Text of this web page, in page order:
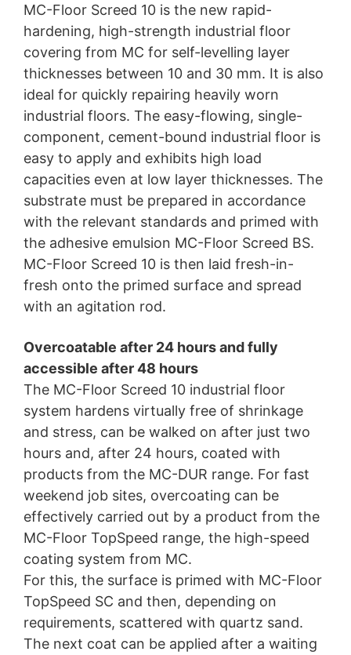
MC-Floor Screed 10 is the new rapid-
hardening, high-strength industrial floor
covering from MC for self-levelling layer
thicknesses between 10 and 30 mm. It is also
ideal for quickly repairing heavily worn
industrial floors. The easy-flowing, single-
component, cement-bound industrial floor is
easy to apply and exhibits high load
capacities even at low layer thicknesses. The
substrate must be prepared in accordance
with the relevant standards and primed with
the adhesive emulsion MC-Floor Screed BS.
MC-Floor Screed 10 is then laid fresh-in-
fresh onto the primed surface and spread
with an agitation rod.
Overcoatable after 24 hours and fully
accessible after 48 hours
The MC-Floor Screed 10 industrial floor
system hardens virtually free of shrinkage
and stress, can be walked on after just two
hours and, after 24 hours, coated with
products from the MC-DUR range. For fast
weekend job sites, overcoating can be
effectively carried out by a product from the
MC-Floor TopSpeed range, the high-speed
coating system from MC.
For this, the surface is primed with MC-Floor
TopSpeed SC and then, depending on
requirements, scattered with quartz sand.
The next coat can be applied after a waiting
mailu. Zákonnosť spracovania údajov uskutočnená do
odvolania zostáva odvolaním nedotknutá.
Právo podať sťažnosť príslušnému dozorujúcemu
úradu
V prípade porušení práva ochrany údajov má dotknutá
osoba právo podať sťažnosť príslušnému dozorujúcemu
úradu. Príslušným dozorujúcim úradom pre oblasť práva
ochrany údajov je krajinská zmocnenkyňa pre ochranu
údajov a informačnú slobodu Severného Porýnia-
Vestfálska, Düsseldorf.
Právo na prenosnosť údajov
Prislúcha Vám právo, nechať vydať sebe alebo tretej
osobe, v bežnom, strojovo čitateľnom formáte, údaje,
ktoré na základe Vášho súhlasu alebo v rámci plnenia
zmluvy spracovávame v automatizovanej podobe. Keď
požadujete priamy prevod údajov na inú zodpovednú
osobu, stane sa tak len v tom prípade, ak je to
technicky možné.
Právo na informácie, opravu, zmazanie, zablokovanie
Podľa čl. 15 DSGVO - Základného nariadenia o ochrane
údajov máte kedykoľvek právo požiadať MC-
Bauchemie o rozsiahle poskytnutie informácií uložených
k Vašej osobe. Podľa čl. 17 DSGVO - Základného
nariadenia o ochrane údajov môžete od nás kedykoľvek
vyžadovať opravu, vymazanie a zablokovanie
jednotlivých osobných údajov.